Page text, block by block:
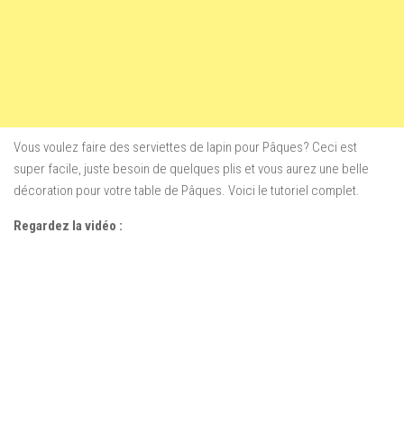
Vous voulez faire des serviettes de lapin pour Pâques? Ceci est
super facile, juste besoin de quelques plis et vous aurez une belle
décoration pour votre table de Pâques. Voici le tutoriel complet.
Regardez la vidéo :